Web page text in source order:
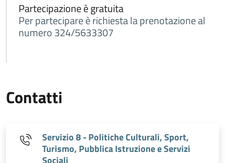
Partecipazione è gratuita
Per partecipare è richiesta la prenotazione al
numero 324/5633307
Contatti
Servizio 8 - Politiche Culturali, Sport,
Turismo, Pubblica Istruzione e Servizi
Sociali